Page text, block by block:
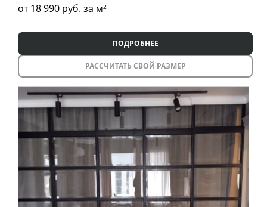
от 18 990 руб. за м2
ПОДРОБНЕЕ
РАССЧИТАТЬ СВОЙ РАЗМЕР